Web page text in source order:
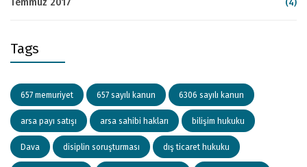
(4)
Tags
657 memuriyet 657 sayılı kanun 6306 sayılı kanun
arsa payı satışı arsa sahibi hakları bilişim hukuku
Dava disiplin soruşturması dış ticaret hukuku